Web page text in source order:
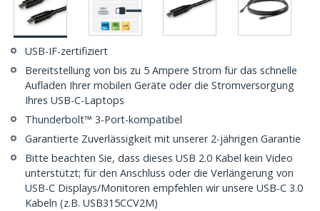
USB-IF-zertifiziert
Bereitstellung von bis zu 5 Ampere Strom für das schnelle
Aufladen Ihrer mobilen Geräte oder die Stromversorgung
Ihres USB-C-Laptops
Thunderbolt™ 3-Port-kompatibel
Garantierte Zuverlässigkeit mit unserer 2-jährigen Garantie
Bitte beachten Sie, dass dieses USB 2.0 Kabel kein Video
unterstützt; für den Anschluss oder die Verlängerung von
USB-C Displays/Monitoren empfehlen wir unsere USB-C 3.0
Kabeln (z.B. USB315CCV2M)